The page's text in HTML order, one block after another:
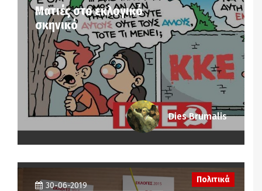
Ματιές στο εκλογικό
σκηνικό
Dies Brumalis
30-06-2019
Πολιτικά